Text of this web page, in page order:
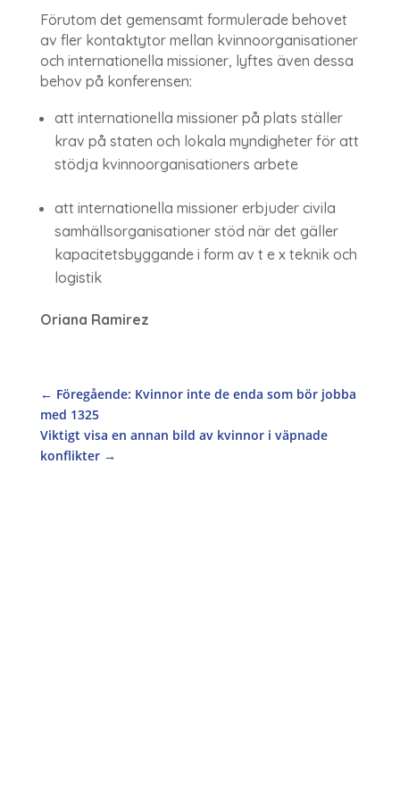
Förutom det gemensamt formulerade behovet
av fler kontaktytor mellan kvinnoorganisationer
och internationella missioner, lyftes även dessa
behov på konferensen:
att internationella missioner på plats ställer
krav på staten och lokala myndigheter för att
stödja kvinnoorganisationers arbete
att internationella missioner erbjuder civila
samhällsorganisationer stöd när det gäller
kapacitetsbyggande i form av t e x teknik och
logistik
Oriana Ramirez
← Föregående: Kvinnor inte de enda som bör jobba
med 1325
Viktigt visa en annan bild av kvinnor i väpnade
konflikter→